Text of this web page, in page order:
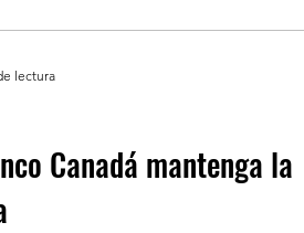
Canadá mantenga la
lectura